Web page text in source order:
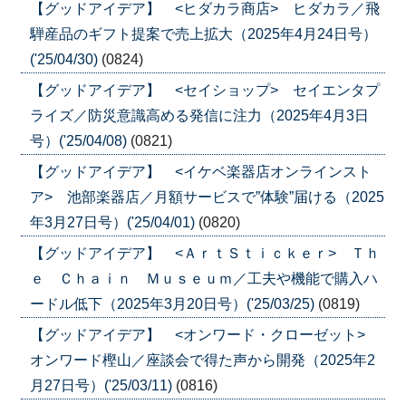
【グッドアイデア】 <ヒダカラ商店> ヒダカラ／飛
騨産品のギフト提案で売上拡大（2025年4月24日号）
('25/04/30) (0824)
【グッドアイデア】 <セイショップ> セイエンタプ
ライズ／防災意識高める発信に注力（2025年4月3日
号）('25/04/08) (0821)
【グッドアイデア】 <イケベ楽器店オンラインスト
ア> 池部楽器店／月額サービスで”体験”届ける（2025
年3月27日号）('25/04/01) (0820)
【グッドアイデア】 <ＡｒｔＳｔｉｃｋｅｒ> Ｔｈ
ｅ Ｃｈａｉｎ Ｍｕｓｅｕｍ／工夫や機能で購入ハ
ードル低下（2025年3月20日号）('25/03/25) (0819)
【グッドアイデア】 <オンワード・クローゼット>
オンワード樫山／座談会で得た声から開発（2025年2
月27日号）('25/03/11) (0816)